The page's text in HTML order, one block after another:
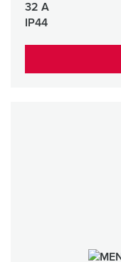
32 A
IP44